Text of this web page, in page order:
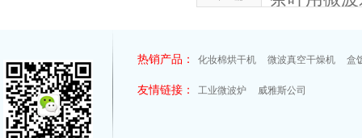
热销产品： 化妆棉烘干机 微波真空干燥机 盒
友情链接： 工业微波炉 威雅斯公司